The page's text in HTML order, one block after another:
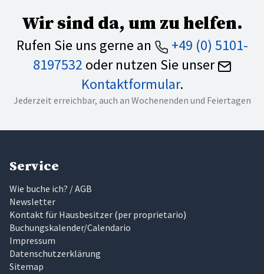
Wir sind da, um zu helfen.
Rufen Sie uns gerne an
+49 (0) 5101-
8197532 oder nutzen Sie unser
Kontaktformular.
Jederzeit erreichbar, auch an Wochenenden und Feiertagen
Service
Wie buche ich? / AGB
Newsletter
Kontakt für Hausbesitzer (per proprietario)
Buchungskalender/Calendario
Impressum
Datenschutzerklärung
Sitemap